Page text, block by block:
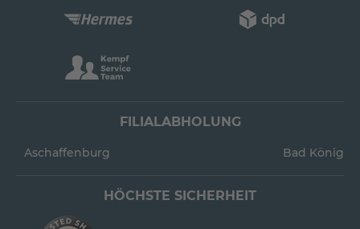
FILIALABHOLUNG
Aschaffenburg Bad König
HÖCHSTE SICHERHEIT